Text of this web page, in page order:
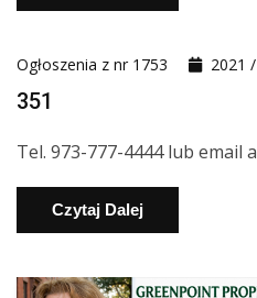
Ogłoszenia z nr 1753 2021
351
Tel. 973-777-4444 lub email
Czytaj Dalej